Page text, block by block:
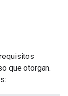
que otorgan.